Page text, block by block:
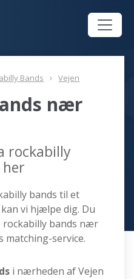
Bands Vejen
nær
rockabilly
bands til et
vi hjælpe dig. Du
rockabilly bands nær
matching-service.
i nærheden af Vejen